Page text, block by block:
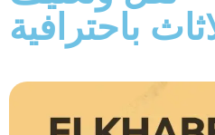
باحترافية